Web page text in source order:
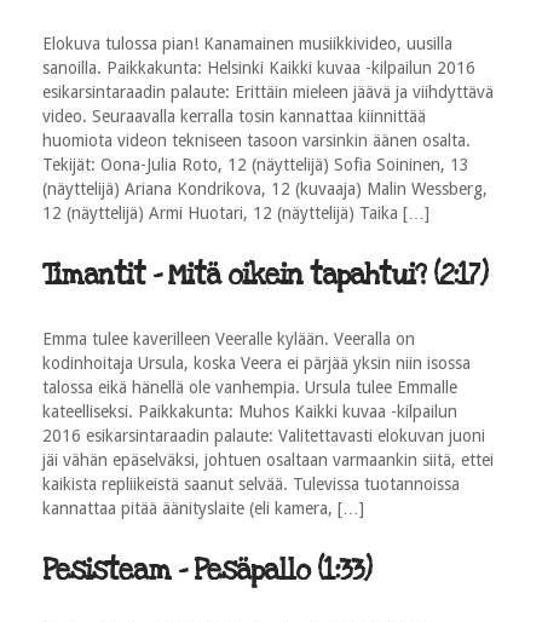
Elokuva tulossa pian! Kanamainen musiikkivideo, uusilla
sanoilla. Paikkakunta: Helsinki Kaikki kuvaa -kilpailun 2016
esikarsintaraadin palaute: Erittäin mieleen jäävä ja viihdyttävä
video. Seuraavalla kerralla tosin kannattaa kiinnittää
huomiota videon tekniseen tasoon varsinkin äänen osalta.
Tekijät: Oona-Julia Roto, 12 (näyttelijä) Sofia Soininen, 13
(näyttelijä) Ariana Kondrikova, 12 (kuvaaja) Malin Wessberg,
12 (näyttelijä) Armi Huotari, 12 (näyttelijä) Taika […]
Timantit - Mitä oikein tapahtui? (2:17)
Emma tulee kaverilleen Veeralle kylään. Veeralla on
kodinhoitaja Ursula, koska Veera ei pärjää yksin niin isossa
talossa eikä hänellä ole vanhempia. Ursula tulee Emmalle
kateelliseksi. Paikkakunta: Muhos Kaikki kuvaa -kilpailun
2016 esikarsintaraadin palaute: Valitettavasti elokuvan juoni
jäi vähän epäselväksi, johtuen osaltaan varmaankin siitä, ettei
kaikista repliikeistä saanut selvää. Tulevissa tuotannoissa
kannattaa pitää äänityslaite (eli kamera, […]
Pesisteam - Pesäpallo (1:33)